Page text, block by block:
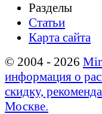
Разделы
Статьи
Карта сайта
© 2004 - 2026
информация о
скидку,
Москве.